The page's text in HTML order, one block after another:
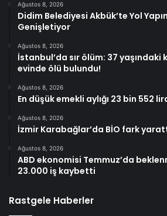
Ağustos 8, 2026
Didim Belediyesi Akbük’te Yol
Genişletiyor
Ağustos 8, 2026
İstanbul’da sır ölüm: 37 yaşındaki
evinde ölü bulundu!
Ağustos 8, 2026
En düşük emekli aylığı 23 bin 552
Ağustos 8, 2026
İzmir Karabağlar’da BİO fark
Ağustos 8, 2026
ABD ekonomisi Temmuz’da
23.000 iş kaybetti
Rastgele Haberler